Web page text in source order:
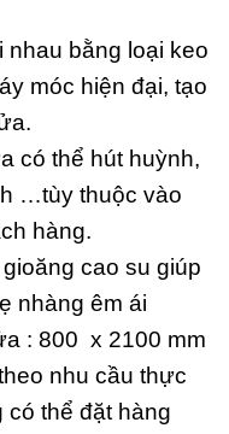
bằng loại keo
móc hiện đại, tạo
có thể hút huỳnh,
…tùy thuộc vào
hàng.
cao su giúp
nhàng êm ái
: 800 x 2100 mm
nhu cầu thực
có thể đặt hàng